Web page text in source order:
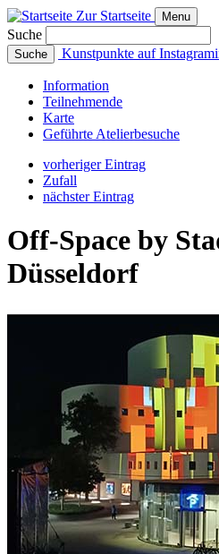
Zur Startseite Menu
Suche
Suche Kunstpunkte auf Instagram
Information
Teilnehmende
Karte
Geführte Atelierbesuche
vorheriger Eintrag
Zufall
nächster Eintrag
Off-Space by
Düsseldorf